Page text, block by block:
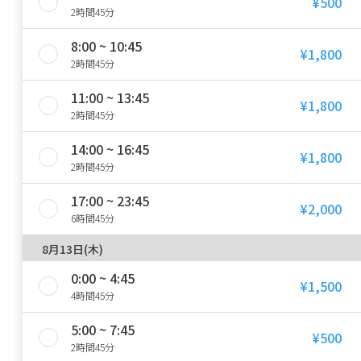
2時間45分
8:00 ~ 10:45
2時間45分 ¥1,800
11:00 ~ 13:45
2時間45分 ¥1,800
14:00 ~ 16:45
2時間45分 ¥1,800
17:00 ~ 23:45
6時間45分 ¥2,000
8月13日(木)
0:00 ~ 4:45
4時間45分 ¥1,500
5:00 ~ 7:45
2時間45分 ¥500